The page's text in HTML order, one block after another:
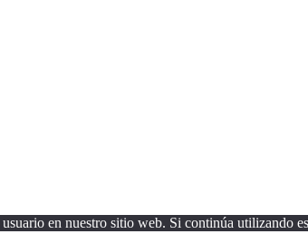
en nuestro sitio web. Si continúa utilizando